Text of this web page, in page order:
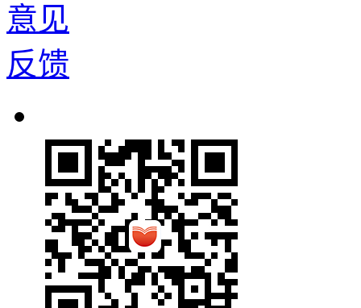
意见
反馈